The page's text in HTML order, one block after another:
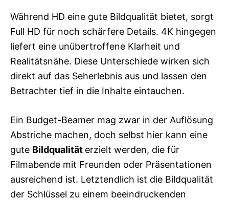
Während HD eine gute Bildqualität bietet, sorgt
Full HD für noch schärfere Details. 4K hingegen
liefert eine unübertroffene Klarheit und
Realitätsnähe. Diese Unterschiede wirken sich
direkt auf das Seherlebnis aus und lassen den
Betrachter tief in die Inhalte eintauchen.
Ein Budget-Beamer mag zwar in der Auflösung
Abstriche machen, doch selbst hier kann eine
gute Bildqualität erzielt werden, die für
Filmabende mit Freunden oder Präsentationen
ausreichend ist. Letztendlich ist die Bildqualität
der Schlüssel zu einem beeindruckenden